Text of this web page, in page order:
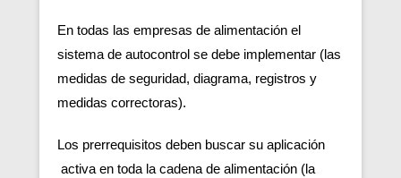
En todas las empresas de alimentación el
sistema de autocontrol se debe implementar (las
medidas de seguridad, diagrama, registros y
medidas correctoras).
Los prerrequisitos deben buscar su aplicación
activa en toda la cadena de alimentación (la